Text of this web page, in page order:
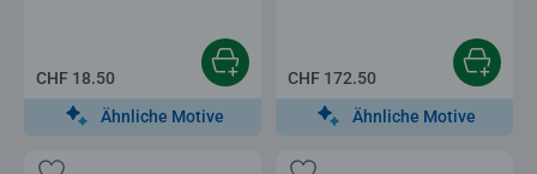
CHF 18.50
Ähnliche Motive
CHF 172.50
Ähnliche Motive